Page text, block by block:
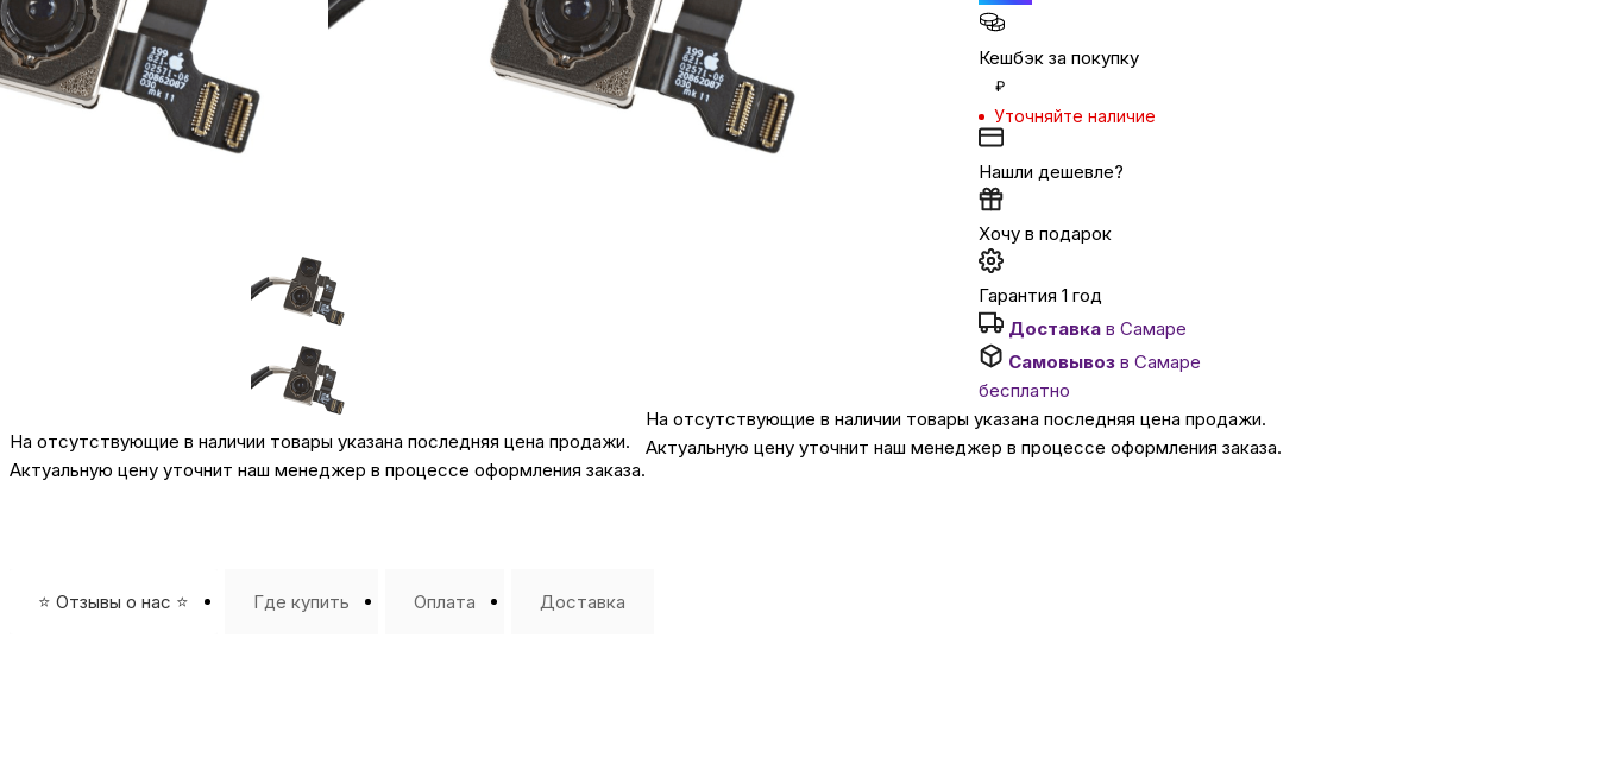
Сумки и чемоданы
Для дома и дачи
Для домашних питомцев
Умный дом и безопасность
Автомобильные аксессуары
Сервисный центр Apple в Самаре
На отсутствующие в наличии товары указана последняя цена продажи.
Актуальную цену уточнит наш менеджер в процессе оформления заказа.
Кешбэк за покупку
₽
Уточняйте наличие
Нашли дешевле?
Хочу в подарок
Гарантия 1 год
Доставка в Самаре
Самовывоз в Самаре
бесплатно
На отсутствующие в наличии товары указана последняя цена продажи.
Актуальную цену уточнит наш менеджер в процессе оформления заказа.
⭐️ Отзывы о нас ⭐️ Где купить Оплата Доставка